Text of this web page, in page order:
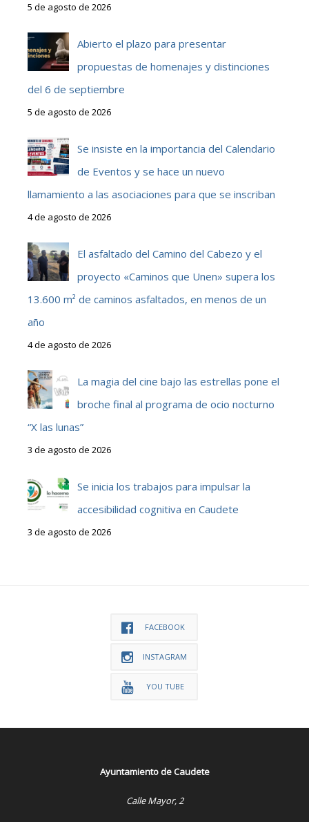
5 de agosto de 2026
Abierto el plazo para presentar
propuestas de homenajes y distinciones
del 6 de septiembre
5 de agosto de 2026
Se insiste en la importancia del Calendario
de Eventos y se hace un nuevo
llamamiento a las asociaciones para que se inscriban
4 de agosto de 2026
El asfaltado del Camino del Cabezo y el
proyecto «Caminos que Unen» supera los
13.600 m² de caminos asfaltados, en menos de un
año
4 de agosto de 2026
La magia del cine bajo las estrellas pone el
broche final al programa de ocio nocturno
“X las lunas”
3 de agosto de 2026
Se inicia los trabajos para impulsar la
accesibilidad cognitiva en Caudete
3 de agosto de 2026
FACEBOOK
INSTAGRAM
YOU TUBE
Ayuntamiento de Caudete
Calle Mayor, 2